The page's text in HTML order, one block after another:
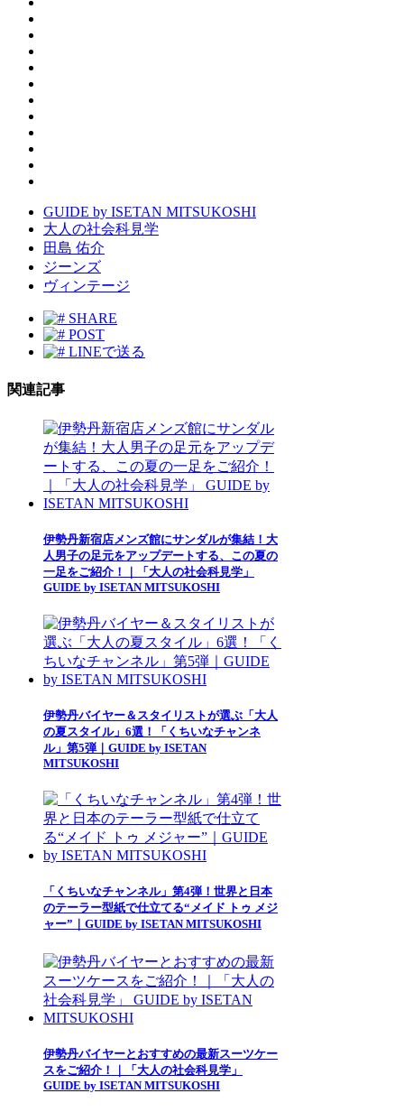
GUIDE by ISETAN MITSUKOSHI
大人の社会科見学
田島 佑介
ジーンズ
ヴィンテージ
SHARE
POST
LINEで送る
関連記事
伊勢丹新宿店メンズ館にサンダルが集結！大
人男子の足元をアップデートする、この夏の
一足をご紹介！｜「大人の社会科見学」
GUIDE by ISETAN MITSUKOSHI
伊勢丹バイヤー＆スタイリストが選ぶ「大人
の夏スタイル」6選！「くちいなチャンネ
ル」第5弾｜GUIDE by ISETAN
MITSUKOSHI
「くちいなチャンネル」第4弾！世界と日本
のテーラー型紙で仕立てる“メイド トゥ メジ
ャー”｜GUIDE by ISETAN MITSUKOSHI
伊勢丹バイヤーとおすすめの最新スーツケー
スをご紹介！｜「大人の社会科見学」
GUIDE by ISETAN MITSUKOSHI